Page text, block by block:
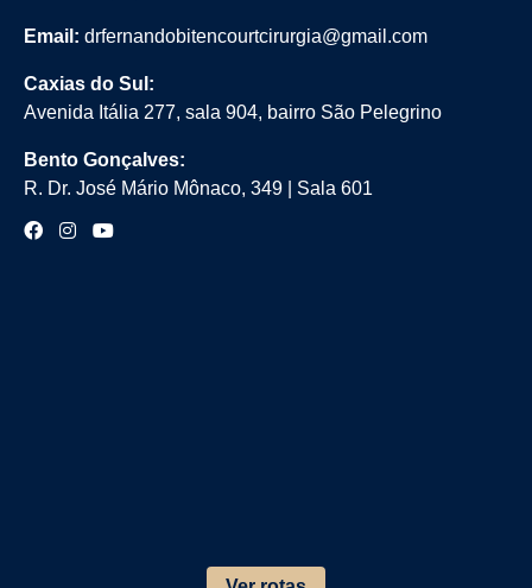
Email: drfernandobitencourtcirurgia@gmail.com
Caxias do Sul:
Avenida Itália 277, sala 904, bairro São Pelegrino
Bento Gonçalves:
R. Dr. José Mário Mônaco, 349 | Sala 601